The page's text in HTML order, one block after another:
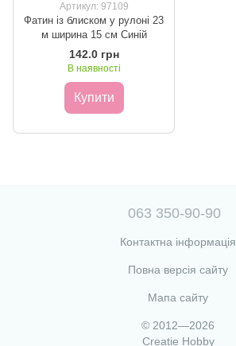
Артикул: 97109
Фатин із блиском у рулоні 23
м ширина 15 см Синій
142.0 грн
В наявності
Купити
063 350-90-90
Контактна інформація
Повна версія сайту
Мапа сайту
© 2012—2026
Creatie Hobby